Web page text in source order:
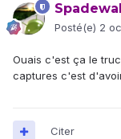
Posté(e) 2
Ouais c'est ça le
captures c'est
Citer